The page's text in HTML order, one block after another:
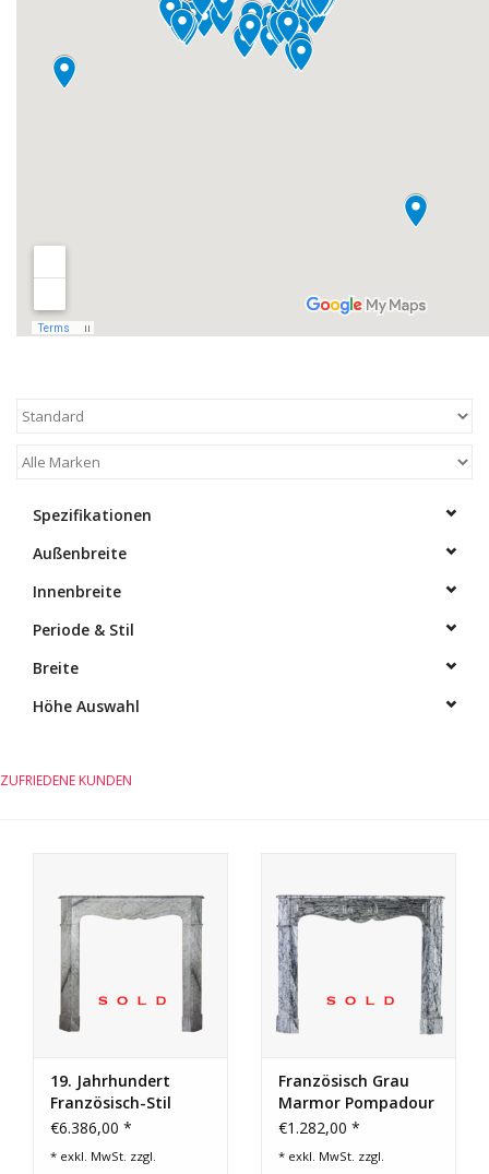
Spezifikationen
Außenbreite
Innenbreite
Periode & Stil
Breite
Höhe Auswahl
ZUFRIEDENE KUNDEN
19. Jahrhundert
Französisch-Stil
Kaminmaske
€6.386,00 *
* exkl. MwSt. zzgl.
Französisch Grau
Marmor Pompadour
Jahrgang
€1.282,00 *
* exkl. MwSt. zzgl.